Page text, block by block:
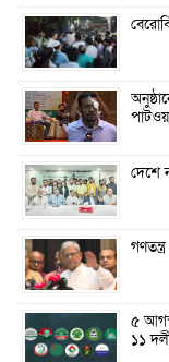
দেশে
৫
১১